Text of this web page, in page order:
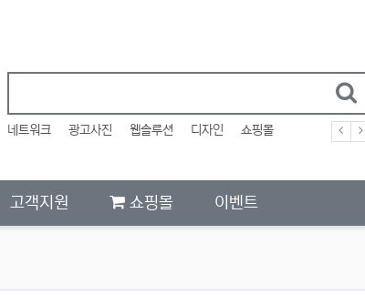
네트워크 광고사진 웹솔루션 디자인 쇼핑몰
고객지원 쇼핑몰 이벤트